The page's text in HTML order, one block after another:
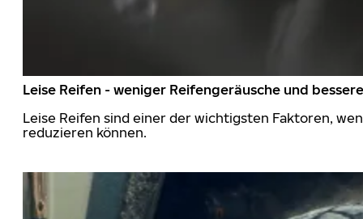
Leise Reifen - weniger Reifengeräusche und
Leise Reifen sind einer der wichtigsten Faktoren,
reduzieren können.